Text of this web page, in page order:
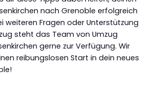
nach Grenoble erfolgreich
weiteren Fragen oder Unterstützung
steht das Team von Umzug
gerne zur Verfügung. Wir
reibungslosen Start in dein neues